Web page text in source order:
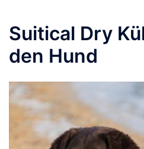
Suitical Dry
den Hund